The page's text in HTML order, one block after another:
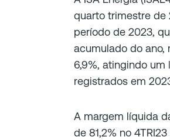
quarto trimestre de
período de 2023,
acumulado do ano,
6,9%, atingindo um
registrados em
A margem líquida
de 81,2% no